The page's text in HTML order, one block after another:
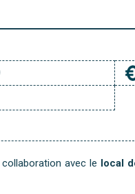
avec le local